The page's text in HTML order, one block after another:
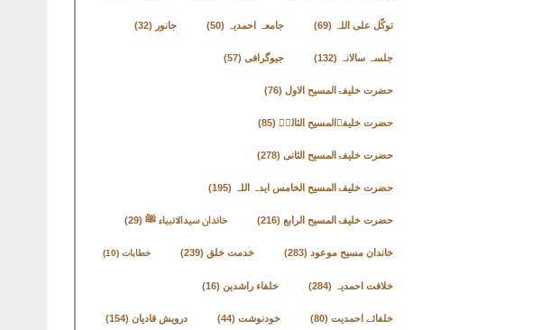
توکّل علی اللہ (69) جامعہ احمدیہ (50) جانور (32)
جلسہ سالانہ (132) جیوگرافی(57)
حضرت خلیفۃالمسیح الاول (76)
حضرت خلیفۃالمسیح الثالثؒ (85)
حضرت خلیفۃالمسیح الثانی(278)
حضرت خلیفۃالمسیح الخامس ایدہ اللہ (195)
حضرت خلیفۃالمسیح الرابع (216) خاندان سیدالانبیاء ﷺ(29)
خاندان مسیح موعود(283) خدمت خلق (239) خطابات(10)
خلافت احمدیہ (284) خلفاء راشدین (16)
خلفائے احمدیت(80) خودنوشت(44) درویش قادیان(154)